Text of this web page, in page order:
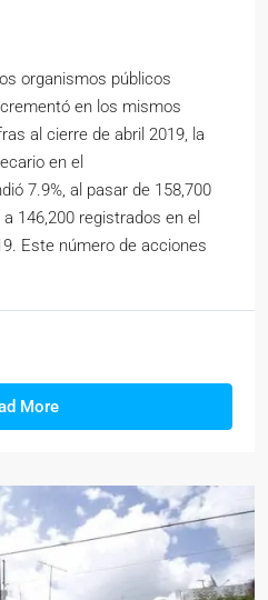
organismos públicos
en los mismos
al cierre de abril 2019, la
en el
7.9%, al pasar de 158,700
146,200 registrados en el
Este número de acciones
More